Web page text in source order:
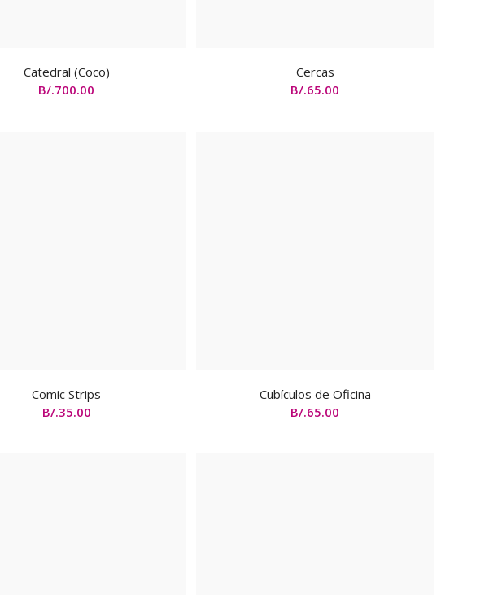
Catedral (Coco)
B/.700.00
Cercas
B/.65.00
Comic Strips
B/.35.00
Cubículos de Oficina
B/.65.00